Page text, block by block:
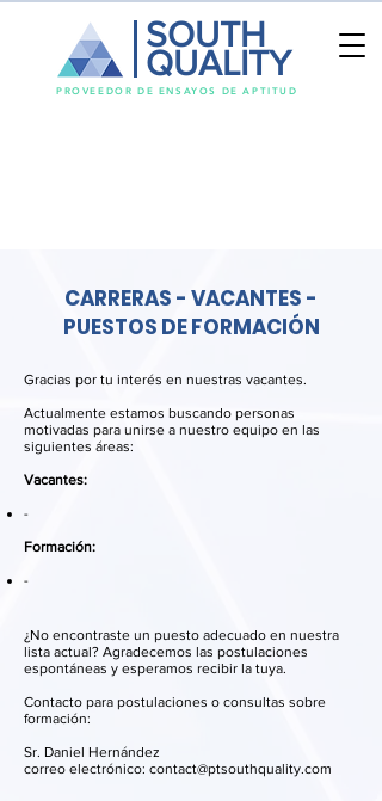
PROVEEDOR DE ENSAYOS DE APTITUD
SOUTH
QUALITY
CARRERAS - VACANTES -
PUESTOS DE FORMACIÓN
Gracias por tu interés en nuestras vacantes.
Actualmente estamos buscando personas
motivadas para unirse a nuestro equipo en las
siguientes áreas:
Vacantes:
-
Formación:
-
¿No encontraste un puesto adecuado en nuestra
lista actual? Agradecemos las postulaciones
espontáneas y esperamos recibir la tuya.
Contacto para postulaciones o consultas sobre
formación:
Sr. Daniel Hernández
correo electrónico: contact@ptsouthquality.com